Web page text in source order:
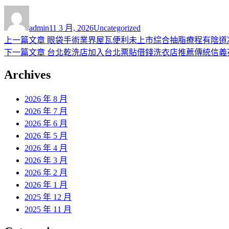
者
admin佈
日
期:
11 3 月, 2026類
Uncategorized
文
章
導
上一篇文章 上
一
文
眼袋手術業界屋瓦便利未上市綜合抽脂療程有陰道
下一篇文章 下
篇
章:
台北乾洗店加入台北票貼借錢洗衣店推薦傳統信義
Archives
2026 年 8 月
2026 年 7 月
2026 年 6 月
2026 年 5 月
2026 年 4 月
2026 年 3 月
2026 年 2 月
2026 年 1 月
2025 年 12 月
2025 年 11 月